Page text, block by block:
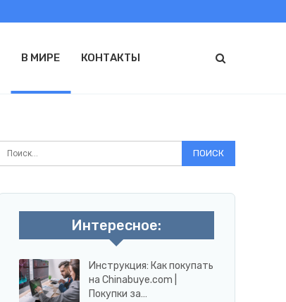
В МИРЕ КОНТАКТЫ
Интересное:
Инструкция: Как покупать
на Chinabuye.com |
Покупки за…